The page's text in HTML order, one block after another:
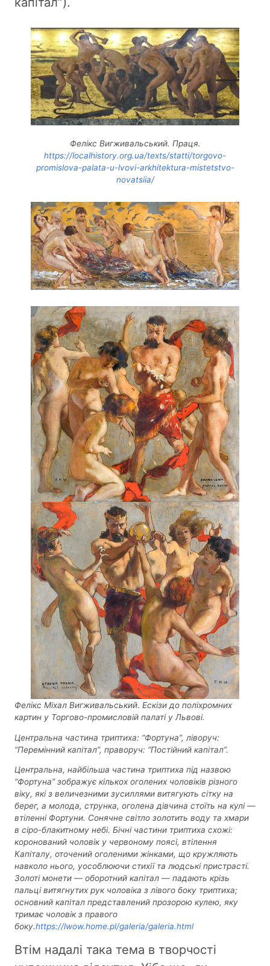
Фелікс Вигживальський. Праця.
https://localhistory.org.ua/texts/statti/torgovo-
promislova-palata-u-lvovi-arkhitektura-mistetstvo-
novatsiia/
Фелікс Міхал Вигживальський. Ескізи до поліхромних
картин у Торгово-промисловій палаті у Львові.
Центральна частина триптиха: “Фортуна”, ліворуч:
“Перемінний капітал”, праворуч: “Постійний капітал”.
Центральна, найбільша частина триптиха під назвою
“Фортуна” зображує кількох оголених чоловіків різного
віку, які з величезними зусиллями витягують сітку на
берег, а молода, струнка, оголена дівчина стоїть на кулі —
втіленні Фортуни. Сонячне світло золотить воду та хмари
в сіро-блакитному небі. Бічні частини триптиха схожі:
коронований чоловік у червоному поясі, втілення
Капіталу, оточений оголеними жінками, що кружляють
навколо нього, уособлюючи стихії та людські пристрасті.
Золоті монети — оборотний капітал — падають крізь
пальці витягнутих рук чоловіка з лівого боку триптиха;
основний капітал представлений прозорою кулею, яку
тримає чоловік з правого
боку.https://lwow.home.pl/galeria/galeria.html
Втім надалі така тема в творчості